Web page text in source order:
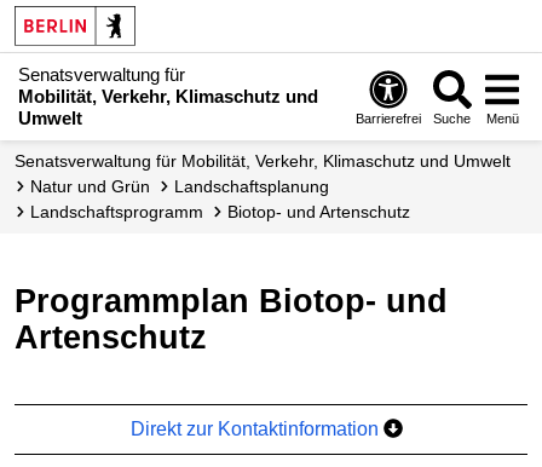
Senatsverwaltung für
Mobilität, Verkehr, Klimaschutz und
Umwelt
Barrierefrei Suche Menü
Senatsverwaltung für Mobilität, Verkehr, Klimaschutz und Umwelt
Natur und Grün
Landschafts­planung
Landschafts­programm
Biotop- und Artenschutz
Programmplan Biotop- und
Artenschutz
Direkt zur Kontaktinformation